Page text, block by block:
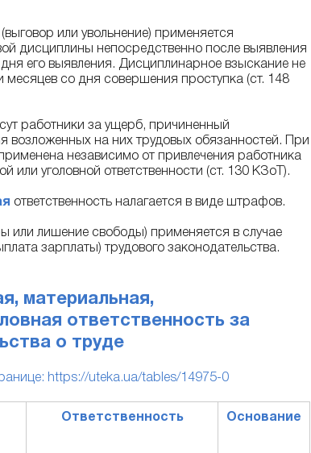
(выговор или увольнение) применяется
дисциплины непосредственно после выявления
его выявления. Дисциплинарное взыскание не
со дня совершения проступка (ст. 148
работники за ущерб, причиненный
возложенных на них трудовых обязанностей. При
независимо от привлечения работника
или уголовной ответственности (ст. 130 КЗоТ).
ответственность налагается в виде штрафов.
или лишение свободы) применяется в случае
зарплаты) трудового законодательства.
материальная,
ответственность за
о труде
https://uteka.ua/tables/14975-0
Ответственность Основание